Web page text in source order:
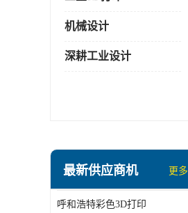
机械设计
深耕工业设计
最新供应商机 更多
呼和浩特彩色3D打印